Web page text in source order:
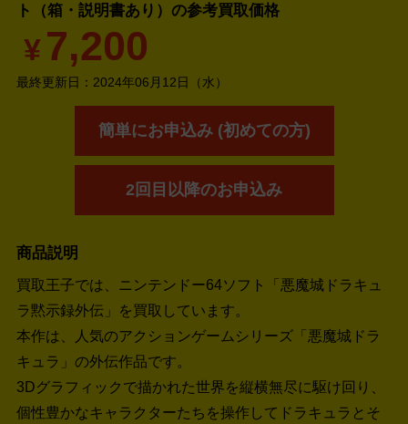
ト（箱・説明書あり）の参考買取価格
¥7,200
最終更新日： 2024年06月12日（水）
簡単にお申込み (初めての方)
2回目以降のお申込み
商品説明
買取王子では、ニンテンドー64ソフト「悪魔城ドラキュ
ラ黙示録外伝」を買取しています。
本作は、人気のアクションゲームシリーズ「悪魔城ドラ
キュラ」の外伝作品です。
3Dグラフィックで描かれた世界を縦横無尽に駆け回り、
個性豊かなキャラクターたちを操作してドラキュラとそ